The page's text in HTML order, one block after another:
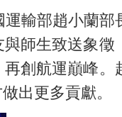
輸部趙小蘭部
師生致送象徵
創航運巔峰。
出更多貢獻。